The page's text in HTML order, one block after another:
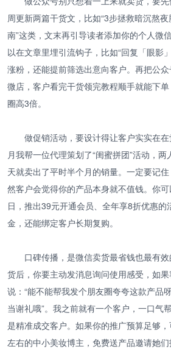
周更新两篇干货文，比如“3步拯救暗沉熬
南”这类，文末再引导读者添加你的个人微
以在文章里埋引流钩子，比如“回复「眼影
涨粉，还能提前筛选出意向客户。再把公
微店，客户看完干货领完教程顺手就能下
圈高3倍。
做促销活动，要设计得让客户实实在在
月我帮一位代理策划了“闺蜜拼团”活动，
天就卖出了平时半个月的销量。一定要记
然客户会觉得你的产品本身就不值钱。你
日，推出39元开通会员、全年享8折优惠的
金，还能绑定客户长期复购。
口碑传播，是微信卖货最省钱也最有
货后，你要主动发消息询问使用感受，如
说：“能不能帮我发个朋友圈夸夸这款产品
当谢礼哦”。我之前就有一个客户，一口气
是精准成交客户。如果你的推广预算足够
左右的中小美妆博主，免费送产品邀请她